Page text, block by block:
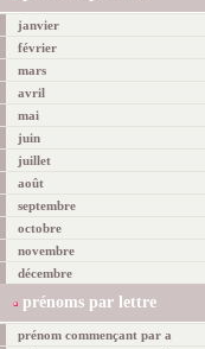
janvier
février
mars
avril
mai
juin
juillet
août
septembre
octobre
novembre
décembre
prénoms par lettre
prénom commençant par a